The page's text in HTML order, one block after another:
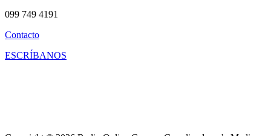
099 749 4191
Contacto
ESCRÍBANOS